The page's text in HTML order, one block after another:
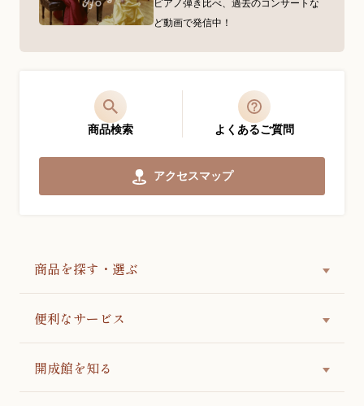
ピアノ弾き比べ、過去のコンサートな
ど動画で発信中！
商品検索 よくあるご質問
アクセスマップ
商品を探す・選ぶ
便利なサービス
開成館を知る